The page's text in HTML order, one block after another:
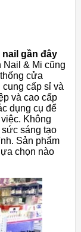
nail gần đây
& Mi cũng
cửa
cấp sỉ và
và cao cấp
dụng cụ để
Không
sáng tạo
Sản phẩm
chọn nào